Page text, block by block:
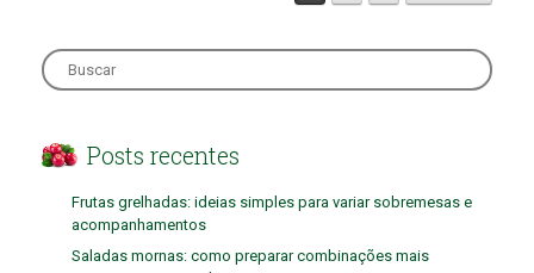
Search
for:
Posts recentes
Frutas grelhadas: ideias simples para variar sobremesas e
acompanhamentos
Saladas mornas: como preparar combinações mais